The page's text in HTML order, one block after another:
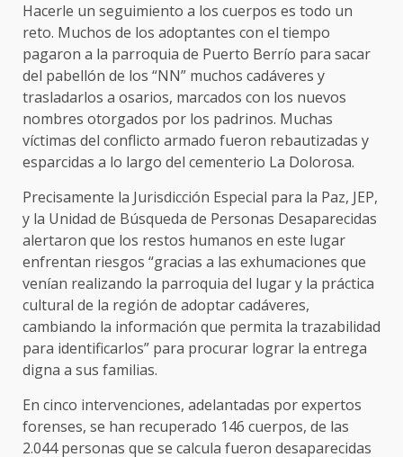
Hacerle un seguimiento a los cuerpos es todo un
reto. Muchos de los adoptantes con el tiempo
pagaron a la parroquia de Puerto Berrío para sacar
del pabellón de los “NN” muchos cadáveres y
trasladarlos a osarios, marcados con los nuevos
nombres otorgados por los padrinos. Muchas
víctimas del conflicto armado fueron rebautizadas y
esparcidas a lo largo del cementerio La Dolorosa.
Precisamente la Jurisdicción Especial para la Paz, JEP,
y la Unidad de Búsqueda de Personas Desaparecidas
alertaron que los restos humanos en este lugar
enfrentan riesgos “gracias a las exhumaciones que
venían realizando la parroquia del lugar y la práctica
cultural de la región de adoptar cadáveres,
cambiando la información que permita la trazabilidad
para identificarlos” para procurar lograr la entrega
digna a sus familias.
En cinco intervenciones, adelantadas por expertos
forenses, se han recuperado 146 cuerpos, de las
2.044 personas que se calcula fueron desaparecidas